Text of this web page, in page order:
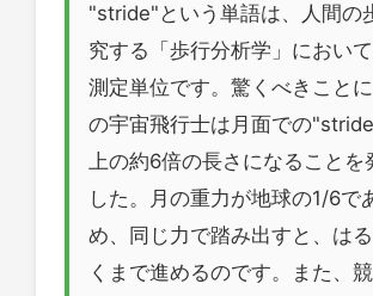
"stride"という単語は、人間の
究する「歩行分析学」におい
測定単位です。驚くべきこと
の宇宙飛行士は月面での
上の約6倍の長さになることを
した。月の重力が地球の1/6で
め、同じ力で踏み出すと、は
くまで進めるのです。また、